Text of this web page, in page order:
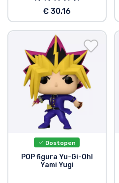
€ 30.16
Dostopen
POP figura Yu-Gi-Oh!
Yami Yugi
Športne izdelki
Glasbene izdelki
Vrste izdelkov
Blagovne znamke